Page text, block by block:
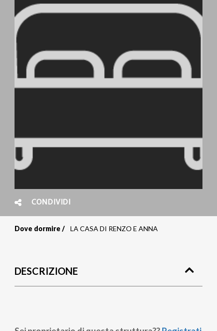
CONDIVIDI
pane
Dove dormire LA CASA DI RENZO E ANNA
DESCRIZIONE